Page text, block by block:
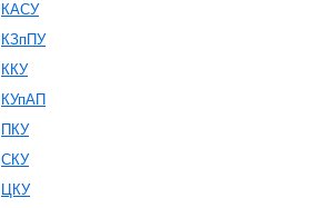
КАСУ
КЗпПУ
ККУ
КУпАП
ПКУ
СКУ
ЦКУ